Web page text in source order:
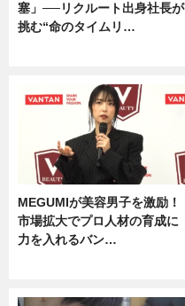
塞」──リクルート出身社長が
挑む“命のタイムリ…
MEGUMIが美容男子を激励！
市場拡大でプロ人材の育成に
力を入れるバン…